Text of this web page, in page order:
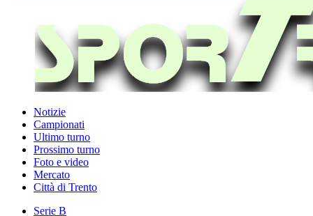
Notizie
Campionati
Ultimo turno
Prossimo turno
Foto e video
Mercato
Città di Trento
Serie B